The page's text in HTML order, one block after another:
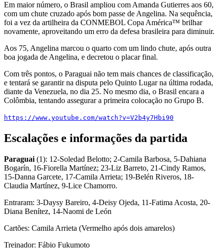
Em maior número, o Brasil ampliou com Amanda Gutierres aos 60,
com um chute cruzado após bom passe de Angelina. Na sequência,
foi a vez da artilheira da CONMEBOL Copa América™ brilhar
novamente, aproveitando um erro da defesa brasileira para diminuir.
Aos 75, Angelina marcou o quarto com um lindo chute, após outra
boa jogada de Angelina, e decretou o placar final.
Com três pontos, o Paraguai não tem mais chances de classificação,
e tentará se garantir na disputa pelo Quinto Lugar na última rodada,
diante da Venezuela, no dia 25. No mesmo dia, o Brasil encara a
Colômbia, tentando assegurar a primeira colocação no Grupo B.
https://www.youtube.com/watch?v=V2b4y7Hbi90
Escalações e informações da partida
Paraguai (1): 12-Soledad Belotto; 2-Camila Barbosa, 5-Dahiana
Bogarín, 16-Fiorella Martínez; 23-Liz Barreto, 21-Cindy Ramos,
15-Danna Garcete, 17-Camila Arrieta; 19-Belén Riveros, 18-
Claudia Martínez, 9-Lice Chamorro.
Entraram: 3-Daysy Bareiro, 4-Deisy Ojeda, 11-Fatima Acosta, 20-
Diana Benítez, 14-Naomi de León
Cartões: Camila Arrieta (Vermelho após dois amarelos)
Treinador: Fábio Fukumoto